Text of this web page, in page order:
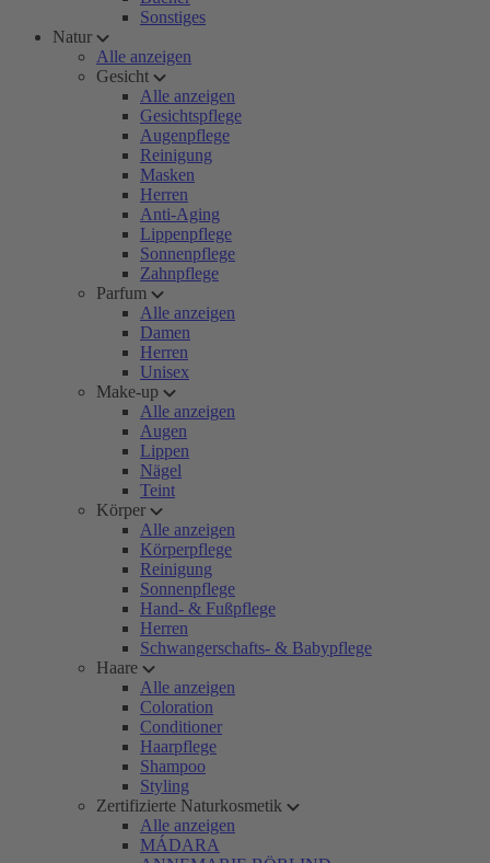
Sonstiges
Natur
Alle anzeigen
Gesicht
Alle anzeigen
Gesichtspflege
Augenpflege
Reinigung
Masken
Herren
Anti-Aging
Lippenpflege
Sonnenpflege
Zahnpflege
Parfum
Alle anzeigen
Damen
Herren
Unisex
Make-up
Alle anzeigen
Augen
Lippen
Nägel
Teint
Körper
Alle anzeigen
Körperpflege
Reinigung
Sonnenpflege
Hand- & Fußpflege
Herren
Schwangerschafts- & Babypflege
Haare
Alle anzeigen
Coloration
Conditioner
Haarpflege
Shampoo
Styling
Zertifizierte Naturkosmetik
Alle anzeigen
MÁDARA